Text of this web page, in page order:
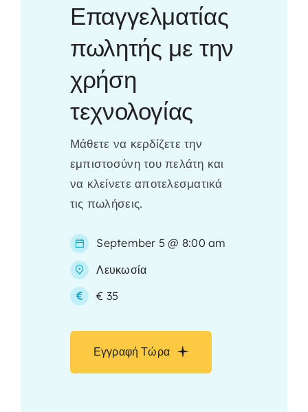
Επαγγελματίας
πωλητής με την
χρήση
τεχνολογίας
Μάθετε να κερδίζετε την
εμπιστοσύνη του πελάτη και
να κλείνετε αποτελεσματικά
τις πωλήσεις.
September 5 @ 8:00 am
Λευκωσία
€ 35
Εγγραφή Τώρα